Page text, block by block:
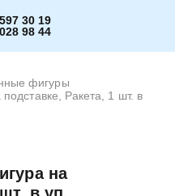
30 19
98 44
фигуры
Ракета, 1 шт. в
на